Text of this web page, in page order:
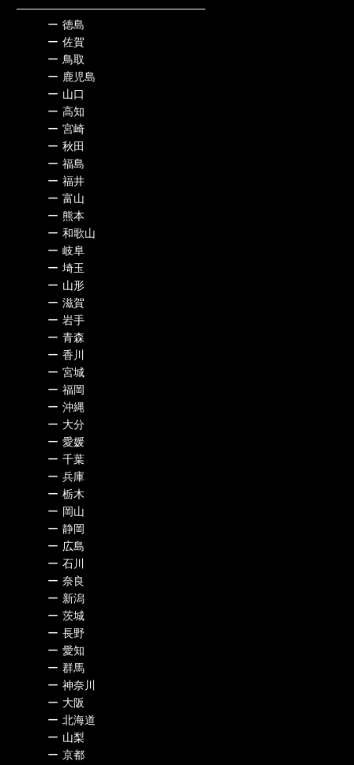
ー 徳島
ー 佐賀
ー 鳥取
ー 鹿児島
ー 山口
ー 高知
ー 宮崎
ー 秋田
ー 福島
ー 福井
ー 富山
ー 熊本
ー 和歌山
ー 岐阜
ー 埼玉
ー 山形
ー 滋賀
ー 岩手
ー 青森
ー 香川
ー 宮城
ー 福岡
ー 沖縄
ー 大分
ー 愛媛
ー 千葉
ー 兵庫
ー 栃木
ー 岡山
ー 静岡
ー 広島
ー 石川
ー 奈良
ー 新潟
ー 茨城
ー 長野
ー 愛知
ー 群馬
ー 神奈川
ー 大阪
ー 北海道
ー 山梨
ー 京都